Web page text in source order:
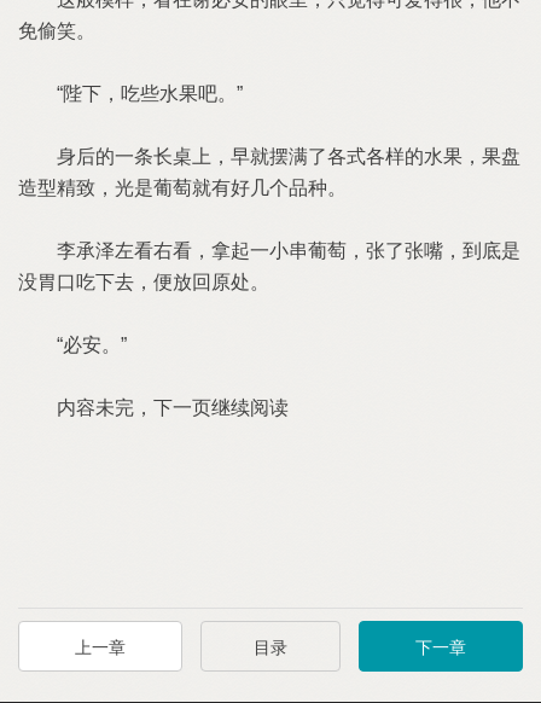
免偷笑。
“陛下，吃些水果吧。”
身后的一条长桌上，早就摆满了各式各样的水果，果盘
造型精致，光是葡萄就有好几个品种。
李承泽左看右看，拿起一小串葡萄，张了张嘴，到底是
没胃口吃下去，便放回原处。
“必安。”
内容未完，下一页继续阅读
上一章 目录 下一章